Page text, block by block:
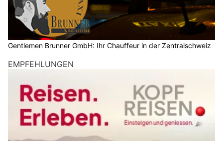
Gentlemen Brunner GmbH: Ihr Chauffeur in der Zentralschweiz
EMPFEHLUNGEN